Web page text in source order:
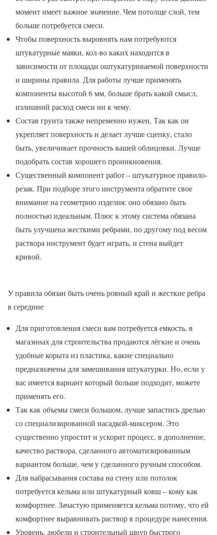
момент имеет важное значение. Чем потолще слой, тем
больше потребуется смеси.
Чтобы поверхность выровнять нам потребуются
штукатурные маяки, кол-во каких находится в
зависимости от площади оштукатуриваемой поверхности
и ширины правила. Для работы лучше применять
компоненты высотой 6 мм, больше брать какой смысл,
излишний расход смеси ни к чему.
Состав грунта также непременно нужен, Так как он
укрепляет поверхность и делает лучше сцепку, стало
быть, увеличивает прочность вашей облицовки. Лучше
подобрать состав хорошего проникновения.
Существенный компонент работ – штукатурное правило-
резак. При подборе этого инструмента обратите свое
внимание на геометрию изделия: оно обязано быть
полностью идеальным. Плюс к этому система обязана
быть улучшена жесткими ребрами, по другому под весом
раствора инструмент будет играть, и стена выйдет
кривой.
У правила обязан быть очень ровный край и жесткие ребра
в середине
Для приготовления смеси вам потребуется емкость, в
магазинах для строительства продаются лёгкие и очень
удобные корыта из пластика, какие специально
предназначены для замешивания штукатурки. Но, если у
вас имеется вариант который больше подходит, можете
применять его.
Так как объемы смеси большом, лучше запастись дрелью
со специализированной насадкой-миксером. Это
существенно упростит и ускорит процесс, в дополнение,
качество раствора, сделанного автоматизированным
вариантом больше, чем у сделанного ручным способом.
Для набрасывания состава на стену или потолок
потребуется кельма или штукатурный ковш – кому как
комфортнее. Зачастую применяется кельма потому, что ей
комфортнее выравнивать раствор в процедуре нанесения.
Уровень, дюбели и строительный шнур быстрого